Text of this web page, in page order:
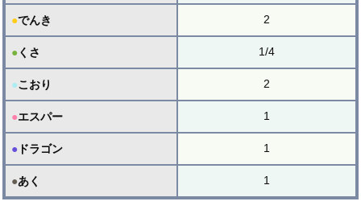
●でんき 2
●くさ 1/4
●こおり 2
●エスパー 1
● ドラゴン 1
●あく 1